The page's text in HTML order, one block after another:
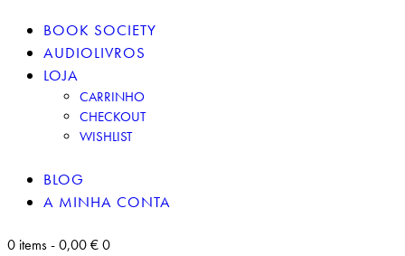
BOOK SOCIETY
AUDIOLIVROS
LOJA
CARRINHO
CHECKOUT
WISHLIST
BLOG
A MINHA CONTA
0 items-0,00 €0